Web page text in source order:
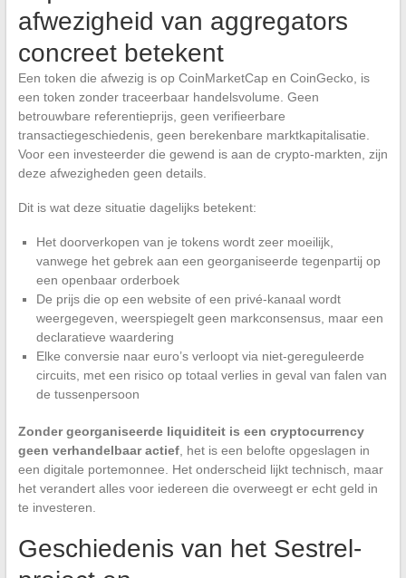
afwezigheid van aggregators
concreet betekent
Een token die afwezig is op CoinMarketCap en CoinGecko, is
een token zonder traceerbaar handelsvolume. Geen
betrouwbare referentieprijs, geen verifieerbare
transactiegeschiedenis, geen berekenbare marktkapitalisatie.
Voor een investeerder die gewend is aan de crypto-markten, zijn
deze afwezigheden geen details.
Dit is wat deze situatie dagelijks betekent:
Het doorverkopen van je tokens wordt zeer moeilijk,
vanwege het gebrek aan een georganiseerde tegenpartij op
een openbaar orderboek
De prijs die op een website of een privé-kanaal wordt
weergegeven, weerspiegelt geen markconsensus, maar een
declaratieve waardering
Elke conversie naar euro’s verloopt via niet-gereguleerde
circuits, met een risico op totaal verlies in geval van falen van
de tussenpersoon
Zonder georganiseerde liquiditeit is een cryptocurrency
geen verhandelbaar actief, het is een belofte opgeslagen in
een digitale portemonnee. Het onderscheid lijkt technisch, maar
het verandert alles voor iedereen die overweegt er echt geld in
te investeren.
Geschiedenis van het Sestrel-